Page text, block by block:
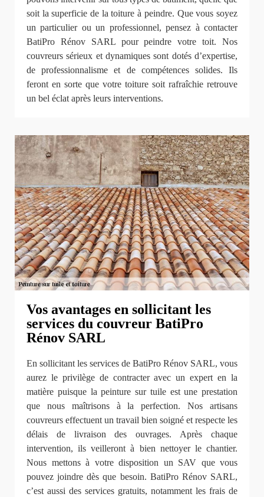
soit la superficie de la toiture à peindre. Que vous soyez
un particulier ou un professionnel, pensez à contacter
BatiPro Rénov SARL pour peindre votre toit. Nos
couvreurs sérieux et dynamiques sont dotés d’expertise,
de professionnalisme et de compétences solides. Ils
feront en sorte que votre toiture soit rafraîchie retrouve
un bel éclat après leurs interventions.
Vos avantages en sollicitant les
services du couvreur BatiPro
Rénov SARL
En sollicitant les services de BatiPro Rénov SARL, vous
aurez le privilège de contracter avec un expert en la
matière puisque la peinture sur tuile est une prestation
que nous maîtrisons à la perfection. Nos artisans
couvreurs effectuent un travail bien soigné et respecte les
délais de livraison des ouvrages. Après chaque
intervention, ils veilleront à bien nettoyer le chantier.
Nous mettons à votre disposition un SAV que vous
pouvez joindre dès que besoin. BatiPro Rénov SARL,
c’est aussi des services gratuits, notamment les frais de